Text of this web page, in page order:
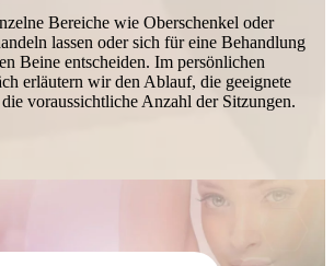
Bereiche wie Oberschenkel oder
lassen oder sich für eine Behandlung
Beine entscheiden. Im persönlichen
erläutern wir den Ablauf, die geeignete
voraussichtliche Anzahl der Sitzungen.